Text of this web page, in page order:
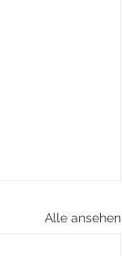
Alle ansehen